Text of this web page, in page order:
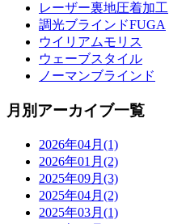
レーザー裏地圧着加工
調光ブラインドFUGA
ウイリアムモリス
ウェーブスタイル
ノーマンブラインド
月別アーカイブ一覧
2026年04月(1)
2026年01月(2)
2025年09月(3)
2025年04月(2)
2025年03月(1)